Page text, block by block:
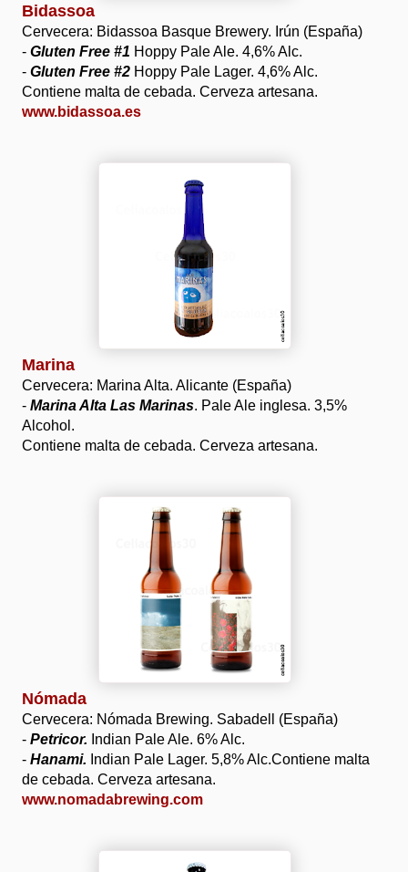
Bidassoa
Cervecera: Bidassoa Basque Brewery. Irún (España)
- Gluten Free #1 Hoppy Pale Ale. 4,6% Alc.
- Gluten Free #2 Hoppy Pale Lager. 4,6% Alc.
Contiene malta de cebada. Cerveza artesana.
www.bidassoa.es
Marina
Cervecera: Marina Alta. Alicante (España)
- Marina Alta Las Marinas. Pale Ale inglesa. 3,5%
Alcohol.
Contiene malta de cebada. Cerveza artesana.
Nómada
Cervecera: Nómada Brewing. Sabadell (España)
- Petricor. Indian Pale Ale. 6% Alc.
- Hanami. Indian Pale Lager. 5,8% Alc.Contiene malta
de cebada. Cerveza artesana.
www.nomadabrewing.com